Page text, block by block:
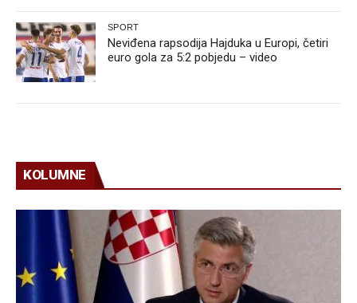
SPORT
Neviđena rapsodija Hajduka u Europi, četiri
euro gola za 5:2 pobjedu – video
KOLUMNE